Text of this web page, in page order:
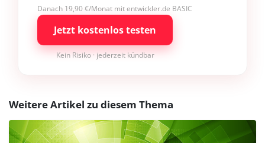
Danach 19,90 €/Monat mit entwickler.de BASIC
Jetzt kostenlos testen
Kein Risiko · jederzeit kündbar
Weitere Artikel zu diesem Thema